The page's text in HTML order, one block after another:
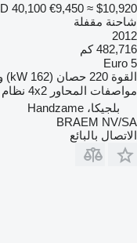
40,100 €9,450 ≈ $10,920
شاحنة مقفلة
2012
482,716 كم
Euro 5
القوة 220 حصان (162 kW)
مواصفات المحاور 4x2 نظام
بلجيكا، Handzame
BRAEM NV/SA
الاتصال بالبائع